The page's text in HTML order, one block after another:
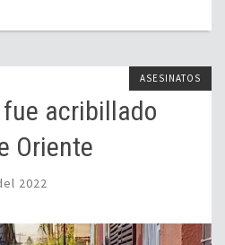
ASESINATOS
acribillado
Oriente
2022